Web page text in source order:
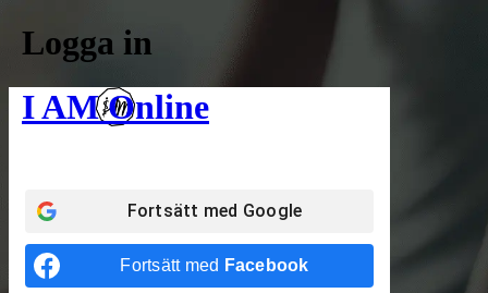
Logga in
I AM Online
Fortsätt med Google
Fortsätt med Facebook